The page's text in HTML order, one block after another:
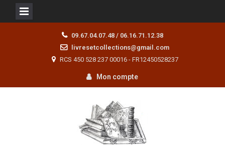
09.67.04.07.48 / 06.16.71.12.38
livresetcollections@gmail.com
RCS 450 528 237 00016 - FR12450528237
Mon compte